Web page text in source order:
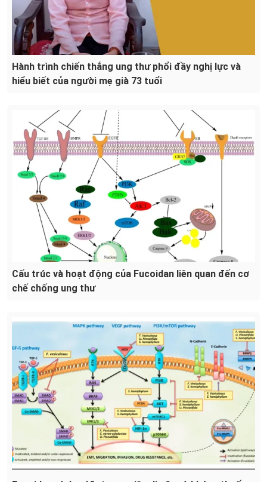
Hành trình chiến thắng ung thư phổi đầy nghị lực và
hiểu biết của người mẹ già 73 tuổi
Cấu trúc và hoạt động của Fucoidan liên quan đến cơ
chế chống ung thư